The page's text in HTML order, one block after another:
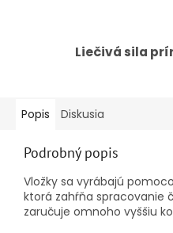
Liečivá sila
Popis Diskusia
Podrobný popis
Vložky sa vyrábajú
ktorá zahŕňa spracovanie
zaručuje omnoho vyššiu